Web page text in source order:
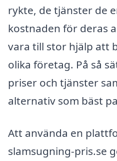
rykte, de tjänster de
kostnaden för deras
vara till stor hjälp att
olika företag. På så
priser och tjänster
alternativ som bäst
Att använda en
slamsugning-pris.se